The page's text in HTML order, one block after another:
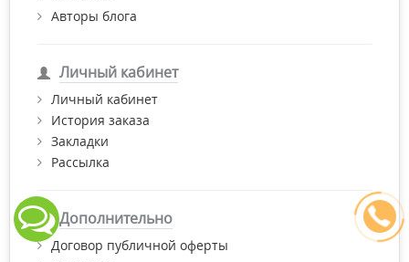
Авторы блога
Личный кабинет
Личный кабинет
История заказа
Закладки
Рассылка
Дополнительно
Договор публичной оферты